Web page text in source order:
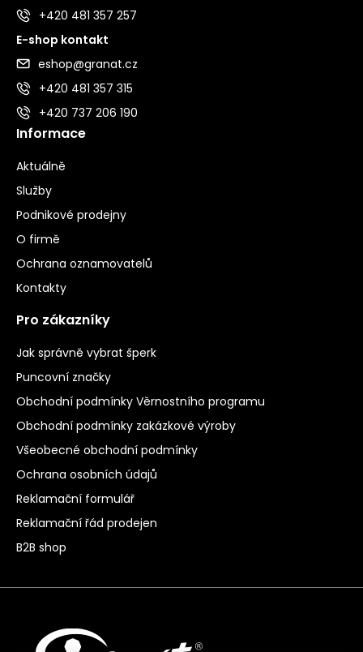
+420 481 357 257
E-shop kontakt
eshop@granat.cz
+420 481 357 315
+420 737 206 190
Informace
Aktuálně
Služby
Podnikové prodejny
O firmě
Ochrana oznamovatelů
Kontakty
Pro zákazníky
Jak správně vybrat šperk
Puncovní značky
Obchodní podmínky Věrnostního programu
Obchodní podmínky zakázkové výroby
Všeobecné obchodní podmínky
Ochrana osobních údajů
Reklamační formulář
Reklamační řád prodejen
B2B shop